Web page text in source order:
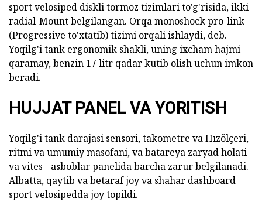
sport velosiped diskli tormoz tizimlari to'g'risida, ikki
radial-Mount belgilangan. Orqa monoshock pro-link
(Progressive to'xtatib) tizimi orqali ishlaydi, deb.
Yoqilg'i tank ergonomik shakli, uning ixcham hajmi
qaramay, benzin 17 litr qadar kutib olish uchun imkon
beradi.
HUJJAT PANEL VA YORITISH
Yoqilg'i tank darajasi sensori, takometre va Hızölçeri,
ritmi va umumiy masofani, va batareya zaryad holati
va vites - asboblar panelida barcha zarur belgilanadi.
Albatta, qaytib va betaraf joy va shahar dashboard
sport velosipedda joy topildi.